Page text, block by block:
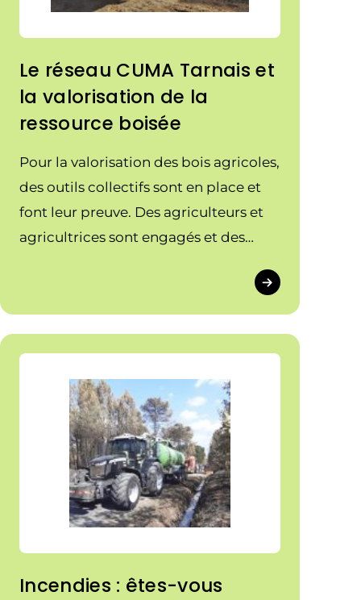
Le réseau CUMA Tarnais et
la valorisation de la
ressource boisée
Pour la valorisation des bois agricoles,
des outils collectifs sont en place et
font leur preuve. Des agriculteurs et
agricultrices sont engagés et des
Incendies : êtes-vous